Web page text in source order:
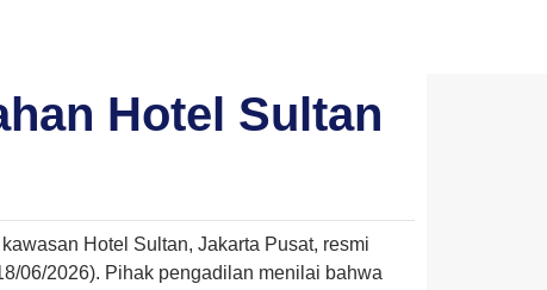
Hotel Sultan
Hotel Sultan, Jakarta Pusat, resmi
06/2026). Pihak pengadilan menilai bahwa